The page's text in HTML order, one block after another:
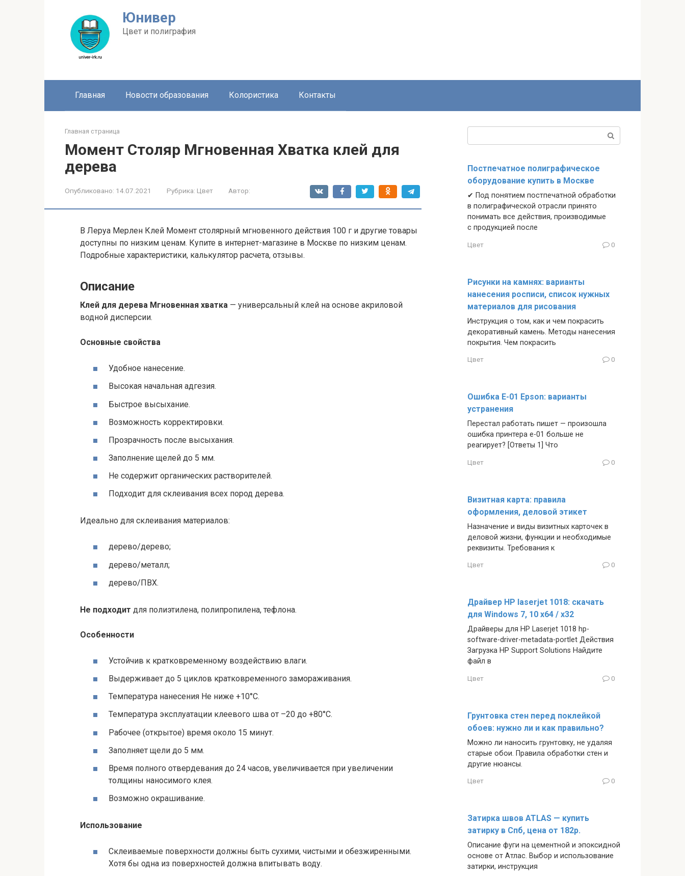
Юнивер
Цвет и полиграфия
Главная Новости образования Колористика Контакты
Главная страница
Момент Столяр Мгновенная Хватка клей для
дерева
Опубликовано: 14.07.2021 Рубрика: Цвет Автор:
В Леруа Мерлен Клей Момент столярный мгновенного действия 100 г и другие товары
доступны по низким ценам. Купите в интернет-магазине в Москве по низким ценам.
Подробные характеристики, калькулятор расчета, отзывы.
Описание
Клей для дерева Мгновенная хватка — универсальный клей на основе акриловой
водной дисперсии.
Основные свойства
Удобное нанесение.
Высокая начальная адгезия.
Быстрое высыхание.
Возможность корректировки.
Прозрачность после высыхания.
Заполнение щелей до 5 мм.
Не содержит органических растворителей.
Подходит для склеивания всех пород дерева.
Идеально для склеивания материалов:
дерево/дерево;
дерево/металл;
дерево/ПВХ.
Не подходит для полиэтилена, полипропилена, тефлона.
Особенности
Устойчив к кратковременному воздействию влаги.
Выдерживает до 5 циклов кратковременного замораживания.
Температура нанесения Не ниже +10°С.
Температура эксплуатации клеевого шва от –20 до +80°С.
Рабочее (открытое) время около 15 минут.
Заполняет щели до 5 мм.
Время полного отвердевания до 24 часов, увеличивается при увеличении
толщины наносимого клея.
Возможно окрашивание.
Использование
Склеиваемые поверхности должны быть сухими, чистыми и обезжиренными.
Хотя бы одна из поверхностей должна впитывать воду.
Постпечатное полиграфическое
оборудование купить в Москве
✔ Под понятием постпечатной обработки
в полиграфической отрасли принято
понимать все действия, производимые
с продукцией после
Цвет 0
Рисунки на камнях: варианты
нанесения росписи, список нужных
материалов для рисования
Инструкция о том, как и чем покрасить
декоративный камень. Методы нанесения
покрытия. Чем покрасить
Цвет 0
Ошибка E-01 Epson: варианты
устранения
Перестал работать пишет — произошла
ошибка принтера е-01 больше не
реагирует? [Ответы 1] Что
Цвет 0
Визитная карта: правила
оформления, деловой этикет
Назначение и виды визитных карточек в
деловой жизни, функции и необходимые
реквизиты. Требования к
Цвет 0
Драйвер HP laserjet 1018: скачать
для Windows 7, 10 x64 / x32
Драйверы для HP Laserjet 1018 hp-
software-driver-metadata-portlet Действия
Загрузка HP Support Solutions Найдите
файл в
Цвет 0
Грунтовка стен перед поклейкой
обоев: нужно ли и как правильно?
Можно ли наносить грунтовку, не удаляя
старые обои. Правила обработки стен и
другие нюансы.
Цвет 0
Затирка швов ATLAS — купить
затирку в Спб, цена от 182р.
Описание фуги на цементной и эпоксидной
основе от Атлас. Выбор и использование
затирки, инструкция